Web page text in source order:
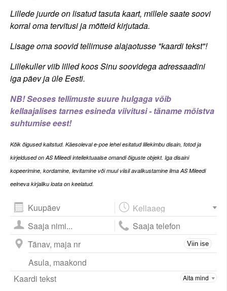
Lillede juurde on lisatud tasuta kaart, millele saate soovi
korral oma tervitusi ja mõtteid kirjutada.
Lisage oma soovid tellimuse alajaotusse "kaardi tekst"!
Lillekuller viib lilled koos Sinu soovidega adressaadini
iga päev ja üle Eesti.
NB! Seoses tellimuste suure hulgaga võib
kellaajalises tarnes esineda viivitusi - täname mõistva
suhtumise eest!
Kõik õigused kaitstud. Käesoleval e-poe lehel esitatud lillekimbu disain, fotod ja
kirjeldused on AS Mileedi intellektuaalse omandi õiguste objekt. Iga disaini
kopeerimine, kordamine, levitamine või muul viisil avalikustamine ilma AS Mileedi
eelneva kirjaliku loata on keelatud.
August 2026
esm tei kol nel ree lau püh
27 28 2
3 4 5
10 11 16
Viin ise